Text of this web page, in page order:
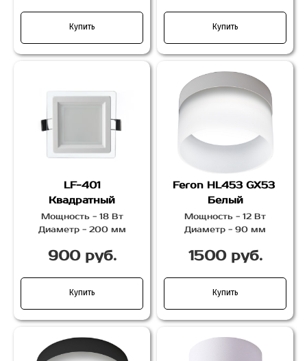
Купить Купить
LF-401
Квадратный
Мощность - 18 Вт
Диаметр - 200 мм
900 руб.
Купить
Feron HL453 GX53
Белый
Мощность - 12 Вт
Диаметр - 90 мм
1500 руб.
Купить